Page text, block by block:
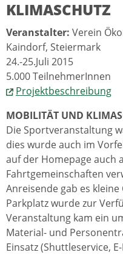
KLIMASCHUTZ
Veranstalter: Verein
Kaindorf, Steiermark
24.-25.Juli 2015
5.000 TeilnehmerInnen
Projektbeschreibung
MOBILITÄT UND
Die Sportveranstaltung
dies wurde auch im
auf der Homepage auch
Fahrtgemeinschaften
Anreisende gab es kleine
Parkplatz wurde zur
Veranstaltung kam ein
Material- und
Einsatz (Shuttleservice,